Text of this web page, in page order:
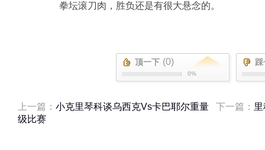
拳坛滚刀肉，胜负还是有很大悬念的。
顶一下 (0)
0%
下一篇：
上一篇： 小克里琴科谈乌西克Vs卡巴耶尔重量
级比赛